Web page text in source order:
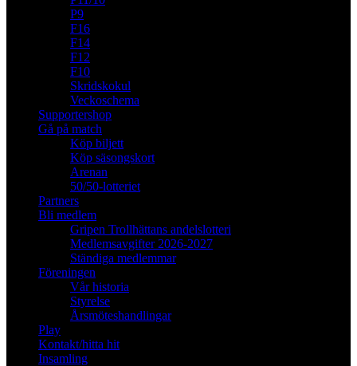
P9
F16
F14
F12
F10
Skridskokul
Veckoschema
Supportershop
Gå på match
Köp biljett
Köp säsongskort
Arenan
50/50-lotteriet
Partners
Bli medlem
Gripen Trollhättans andelslotteri
Medlemsavgifter 2026-2027
Ständiga medlemmar
Föreningen
Vår historia
Styrelse
Årsmöteshandlingar
Play
Kontakt/hitta hit
Insamling